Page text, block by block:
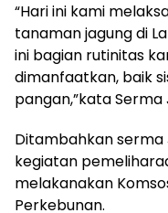
“Hari ini kami
tanaman jagung di
ini bagian rutinitas
dimanfaatkan, baik
pangan,”kata Serma
Ditambahkan serma
kegiatan
melakanakan
Perkebunan.